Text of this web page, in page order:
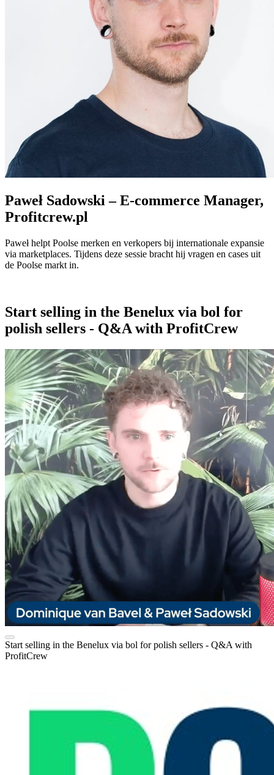
Paweł Sadowski – E-commerce Manager,
Profitcrew.pl
Paweł helpt Poolse merken en verkopers bij internationale expansie
via marketplaces. Tijdens deze sessie bracht hij vragen en cases uit
de Poolse markt in.
Start selling in the Benelux via bol for
polish sellers - Q&A with ProfitCrew
Start selling in the Benelux via bol for polish sellers - Q&A with
ProfitCrew